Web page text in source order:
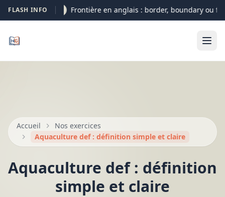
FLASH INFO Frontière en anglais : border, boundary ou
Accueil
Nos exercices
Aquaculture def : définition simple et claire
Aquaculture def : définition
simple et claire